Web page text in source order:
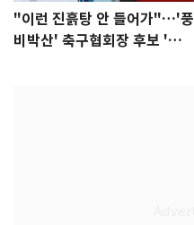
"이런 진흙탕 안 들어가"…'풍
비박산' 축구협회장 후보 '실